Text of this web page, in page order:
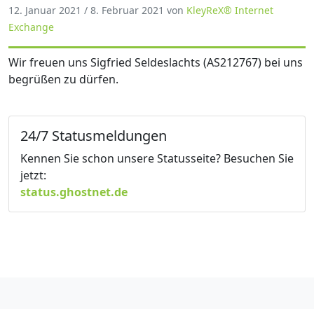
12. Januar 2021 / 8. Februar 2021 von KleyReX® Internet
Exchange
Wir freuen uns Sigfried Seldeslachts (AS212767) bei uns
begrüßen zu dürfen.
24/7 Statusmeldungen
Kennen Sie schon unsere Statusseite? Besuchen Sie
jetzt:
status.ghostnet.de